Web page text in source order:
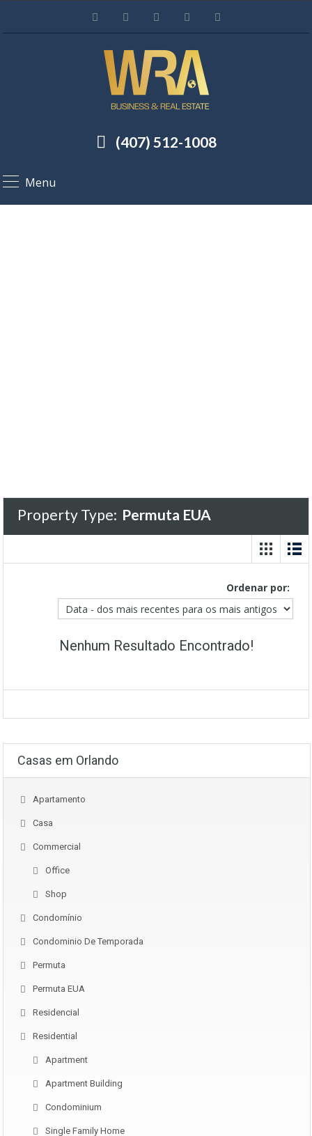
(407) 512-1008
Menu
Property Type: Permuta EUA
Ordenar por:
Nenhum Resultado Encontrado!
Casas em Orlando
Apartamento
Casa
Commercial
Office
Shop
Condomínio
Condominio De Temporada
Permuta
Permuta EUA
Residencial
Residential
Apartment
Apartment Building
Condominium
Single Family Home